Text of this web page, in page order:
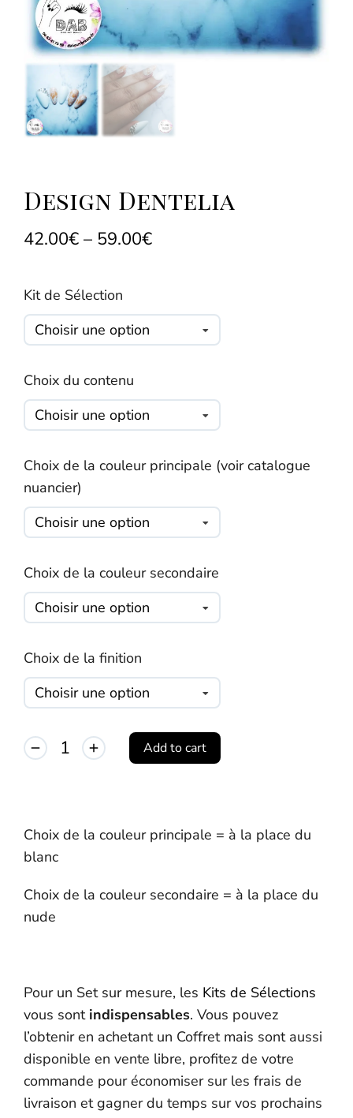
Design Dentelia
42.00€ – 59.00€
Kit de Sélection
Choix du contenu
Choix de la couleur principale (voir catalogue
nuancier)
Choix de la couleur secondaire
Choix de la finition
Add to cart
Choix de la couleur principale = à la place du
blanc
Choix de la couleur secondaire = à la place du
nude
Pour un Set sur mesure, les Kits de Sélections
vous sontindispensables. Vous pouvez
l’obtenir en achetant un Coffret mais sont aussi
disponible en vente libre, profitez de votre
commande pour économiser sur les frais de
livraison et gagner du temps sur vos prochains